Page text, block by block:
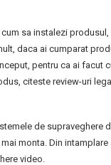
sa instalezi produsul,
daca ai cumparat
pentru ca ai facut
citeste review-uri
de supraveghere
monta. Din intamplare
video.